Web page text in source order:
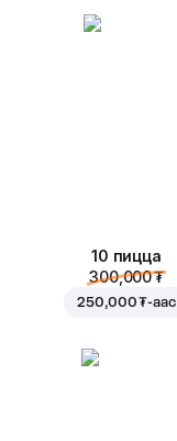
10 пицца
300,000 ₮
250,000 ₮-аас